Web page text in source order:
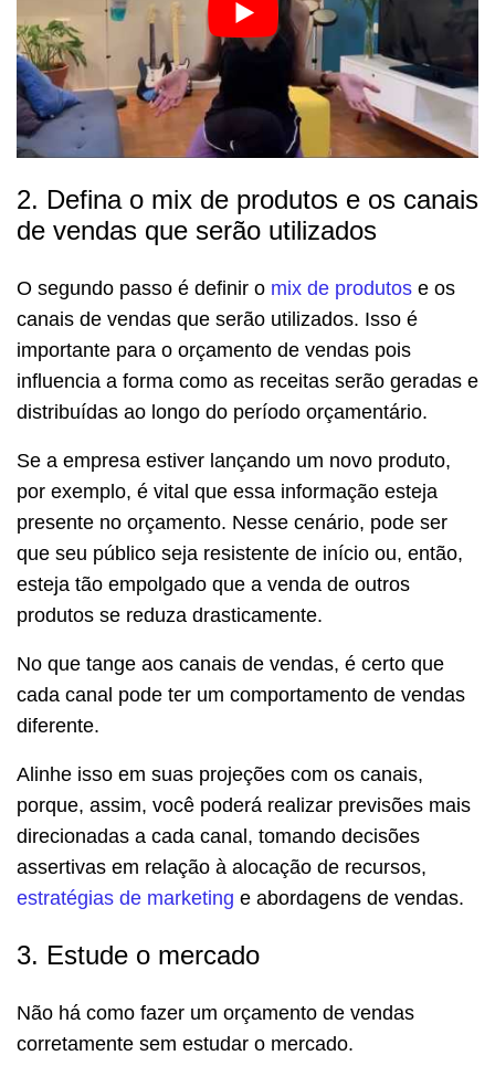
2. Defina o mix de produtos e os canais
de vendas que serão utilizados
O segundo passo é definir o mix de produtos e os
canais de vendas que serão utilizados. Isso é
importante para o orçamento de vendas pois
influencia a forma como as receitas serão geradas e
distribuídas ao longo do período orçamentário.
Se a empresa estiver lançando um novo produto,
por exemplo, é vital que essa informação esteja
presente no orçamento. Nesse cenário, pode ser
que seu público seja resistente de início ou, então,
esteja tão empolgado que a venda de outros
produtos se reduza drasticamente.
No que tange aos canais de vendas, é certo que
cada canal pode ter um comportamento de vendas
diferente.
Alinhe isso em suas projeções com os canais,
porque, assim, você poderá realizar previsões mais
direcionadas a cada canal, tomando decisões
assertivas em relação à alocação de recursos,
estratégias de marketing e abordagens de vendas.
3. Estude o mercado
Não há como fazer um orçamento de vendas
corretamente sem estudar o mercado.